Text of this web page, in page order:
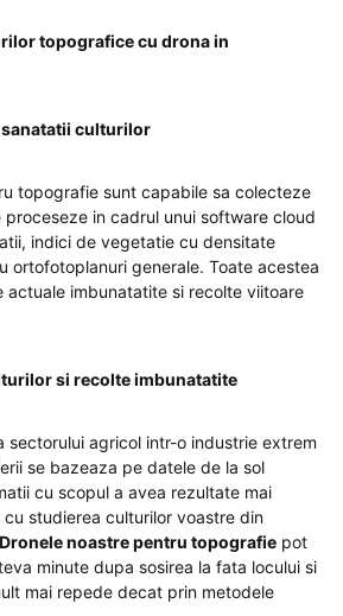
topografice cu drona in
culturilor
topografie sunt capabile sa colecteze
proceseze in cadrul unui software cloud
indici de vegetatie cu densitate
ortofotoplanuri generale. Toate acestea
actuale imbunatatite si recolte viitoare
si recolte imbunatatite
sectorului agricol intr-o industrie extrem
se bazeaza pe datele de la sol
cu scopul a avea rezultate mai
cu studierea culturilor voastre din
Dronele noastre pentru topografie pot
minute dupa sosirea la fata locului si
mai repede decat prin metodele